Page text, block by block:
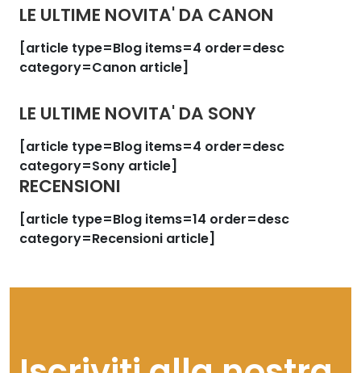
LE ULTIME NOVITA' DA CANON
[article type=Blog items=4 order=desc
category=Canon article]
LE ULTIME NOVITA' DA SONY
[article type=Blog items=4 order=desc
category=Sony article]
RECENSIONI
[article type=Blog items=14 order=desc
category=Recensioni article]